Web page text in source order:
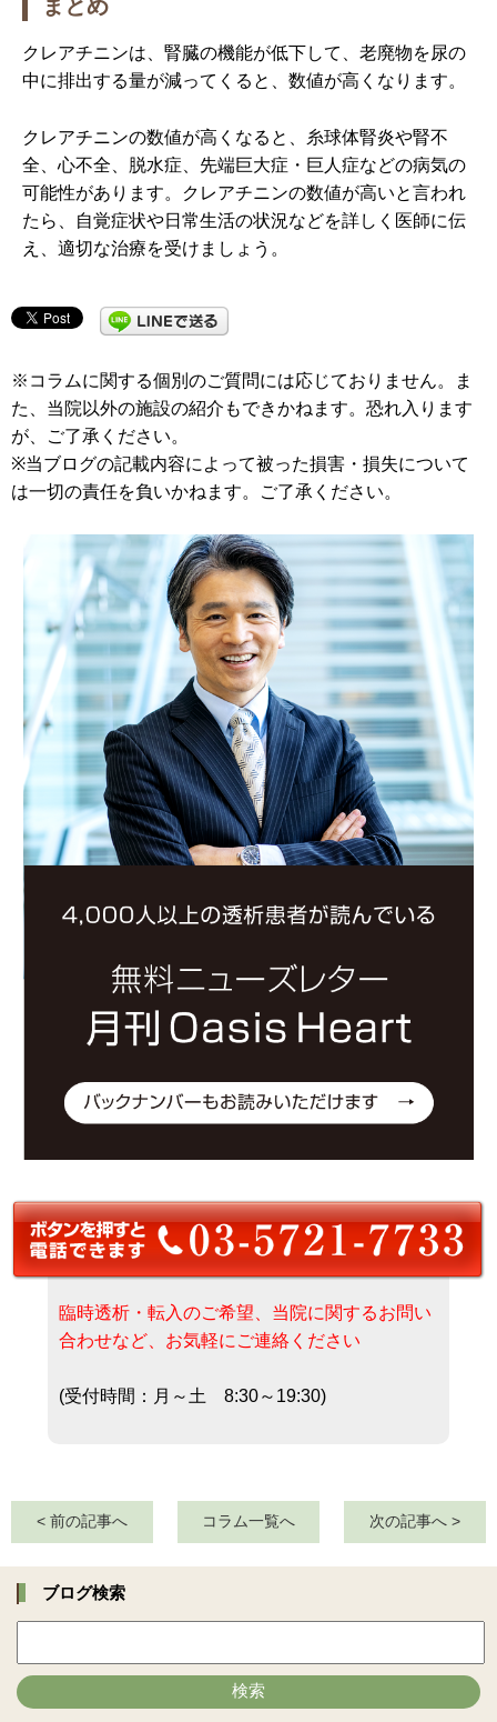
まとめ
クレアチニンは、腎臓の機能が低下して、老廃物を尿の
中に排出する量が減ってくると、数値が高くなります。
クレアチニンの数値が高くなると、糸球体腎炎や腎不
全、心不全、脱水症、先端巨大症・巨人症などの病気の
可能性があります。クレアチニンの数値が高いと言われ
たら、自覚症状や日常生活の状況などを詳しく医師に伝
え、適切な治療を受けましょう。
※コラムに関する個別のご質問には応じておりません。ま
た、当院以外の施設の紹介もできかねます。恐れ入ります
が、ご了承ください。
※当ブログの記載内容によって被った損害・損失について
は一切の責任を負いかねます。ご了承ください。
臨時透析・転入のご希望、当院に関するお問い
合わせなど、お気軽にご連絡ください
(受付時間：月～土 8:30～19:30)
< 前の記事へ コラム一覧へ 次の記事へ >
ブログ検索
検索